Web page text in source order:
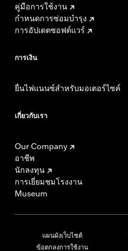
คู่มือการใช้งาน
กำหนดการซ่อมบำรุง
การอัปเดตซอฟต์แวร์
การเงิน
ยื่นไฟแนนซ์สำหรับมอเตอร์ไซค์
เกี่ยวกับเรา
Our Company
อาชีพ
นักลงทุน
การเยี่ยมชมโรงงาน
Museum
แผนผังเว็บไซต์
ข้อตกลงการใช้งาน